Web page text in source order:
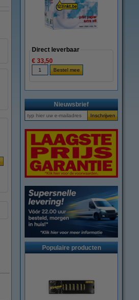
Direct leverbaar
€ 33,50
Nieuwsbrief
Populaire producten